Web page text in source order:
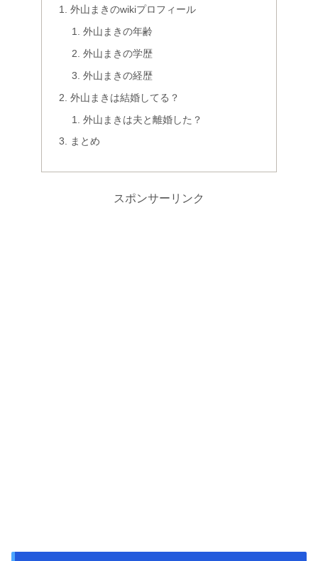
外山まきのwikiプロフィール
外山まきの年齢
外山まきの学歴
外山まきの経歴
外山まきは結婚してる？
外山まきは夫と離婚した？
まとめ
スポンサーリンク